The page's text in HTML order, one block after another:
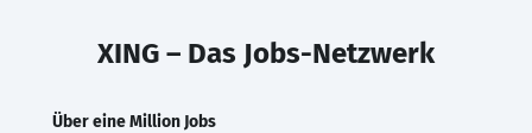
XING – Das Jobs-Netzwerk
Über eine Million Jobs